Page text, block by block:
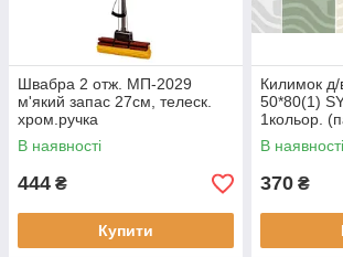
Швабра 2 отж. МП-2029
м'який запас 27см, телеск.
хром.ручка
В наявності
444 ₴
Купити
Килимок д/
50*80(1)
1кольор.
такий
В наявності
370 ₴